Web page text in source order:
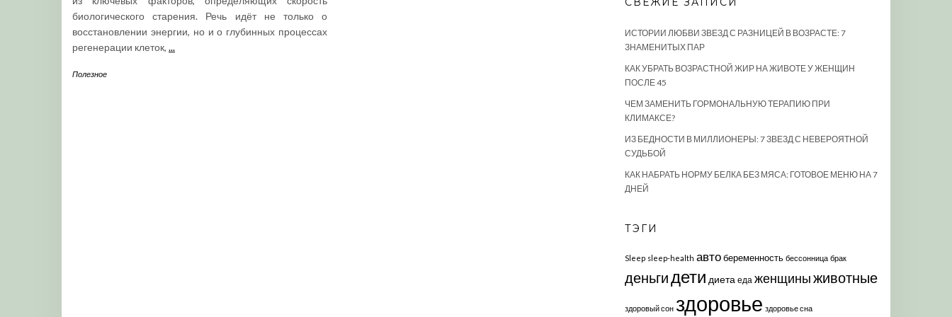
биологического старения. Речь идёт не только о
восстановлении энергии, но и о глубинных процессах
регенерации клеток, ...
Полезное
ИСТОРИИ ЛЮБВИ ЗВЕЗД С РАЗНИЦЕЙ В ВОЗРАСТЕ: 7
ЗНАМЕНИТЫХ ПАР
КАК УБРАТЬ ВОЗРАСТНОЙ ЖИР НА ЖИВОТЕ У ЖЕНЩИН
ПОСЛЕ 45
ЧЕМ ЗАМЕНИТЬ ГОРМОНАЛЬНУЮ ТЕРАПИЮ ПРИ
КЛИМАКСЕ?
ИЗ БЕДНОСТИ В МИЛЛИОНЕРЫ: 7 ЗВЕЗД С НЕВЕРОЯТНОЙ
СУДЬБОЙ
КАК НАБРАТЬ НОРМУ БЕЛКА БЕЗ МЯСА: ГОТОВОЕ МЕНЮ НА 7
ДНЕЙ
ТЭГИ
Sleep sleep-health автобеременность бессонница брак
деньгидети диета еда женщиныживотные
здоровый сон здоровье здоровье сна